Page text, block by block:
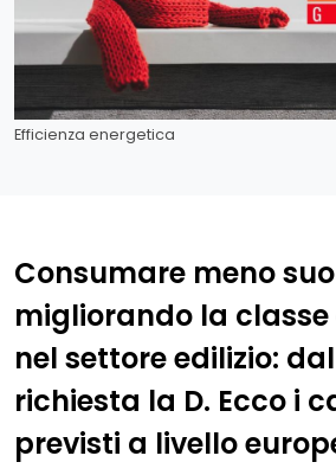
Efficienza energetica
Consumare meno
migliorando la
nel settore edilizio:
richiesta la D. Ecco i
previsti a livello